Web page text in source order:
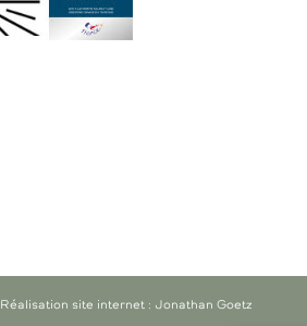
Réalisation site internet : Jonathan Goetz